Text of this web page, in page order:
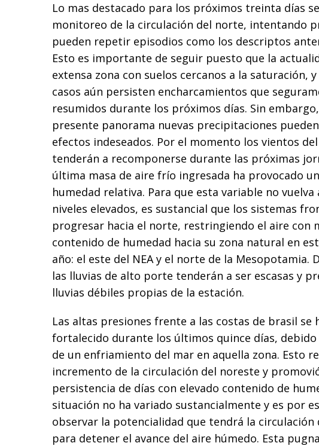
Lo mas destacado para los próximos treinta días
monitoreo de la circulación del norte, intentando
pueden repetir episodios como los descriptos
Esto es importante de seguir puesto que la
extensa zona con suelos cercanos a la saturación,
casos aún persisten encharcamientos que
resumidos durante los próximos días. Sin
presente panorama nuevas precipitaciones
efectos indeseados. Por el momento los vientos
tenderán a recomponerse durante las próximas
última masa de aire frío ingresada ha provocado
humedad relativa. Para que esta variable no vuelva
niveles elevados, es sustancial que los sistemas
progresar hacia el norte, restringiendo el aire con
contenido de humedad hacia su zona natural en
año: el este del NEA y el norte de la Mesopotamia.
las lluvias de alto porte tenderán a ser escasas y
lluvias débiles propias de la estación.
Las altas presiones frente a las costas de brasil se
fortalecido durante los últimos quince días, debido
de un enfriamiento del mar en aquella zona. Esto
incremento de la circulación del noreste y
persistencia de días con elevado contenido de
situación no ha variado sustancialmente y es por
observar la potencialidad que tendrá la circulación
para detener el avance del aire húmedo. Esta